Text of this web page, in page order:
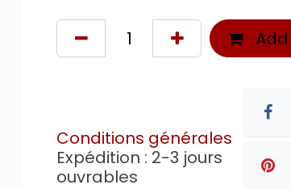
Conditions générales
Expédition : 2-3 jours
ouvrables